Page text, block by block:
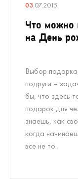
03.07.2015
Что можно
на День
Выбор
подруги –
бы, что здесь
подарок для
знаешь, как
когда
все не то.